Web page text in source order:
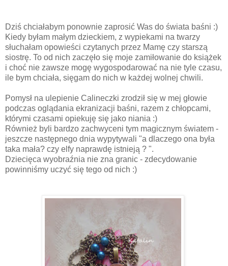
Dziś chciałabym ponownie zaprosić Was do świata baśni :)
Kiedy byłam małym dzieckiem, z wypiekami na twarzy
słuchałam opowieści czytanych przez Mamę czy starszą
siostrę. To od nich zaczęło się moje zamiłowanie do książek
i choć nie zawsze mogę wygospodarować na nie tyle czasu,
ile bym chciała, sięgam do nich w każdej wolnej chwili.
Pomysł na ulepienie Calineczki zrodził się w mej głowie
podczas oglądania ekranizacji baśni, razem z chłopcami,
którymi czasami opiekuję się jako niania :)
Również byli bardzo zachwyceni tym magicznym światem -
jeszcze następnego dnia wypytywali "a dlaczego ona była
taka mała? czy elfy naprawdę istnieją ? ".
Dziecięca wyobraźnia nie zna granic - zdecydowanie
powinniśmy uczyć się tego od nich :)